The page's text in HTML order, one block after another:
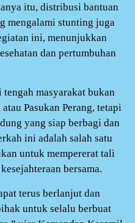
itu, distribusi bantuan
mengalami stunting juga
ini, menunjukkan
dan pertumbuhan
masyarakat bukan
Pasukan Perang, tetapi
yang siap berbagi dan
ini adalah salah satu
untuk mempererat tali
bersama.
terus berlanjut dan
untuk selalu berbuat